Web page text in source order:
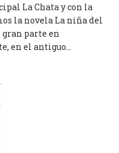
La Chata y con la
la novela La niña del
gran parte en
en el antiguo…